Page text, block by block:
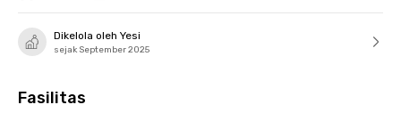
Dikelola oleh Yesi
sejak September 2025
Fasilitas